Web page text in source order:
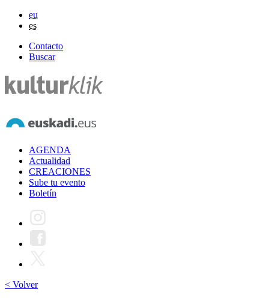
eu
es
Contacto
Buscar
AGENDA
Actualidad
CREACIONES
Sube tu evento
Boletín
< Volver